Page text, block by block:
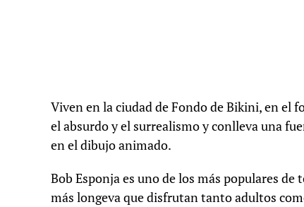
Viven en la ciudad de Fondo de Bikini, en el
el absurdo y el surrealismo y conlleva una
en el dibujo animado.
Bob Esponja es uno de los más populares
más longeva que disfrutan tanto adultos